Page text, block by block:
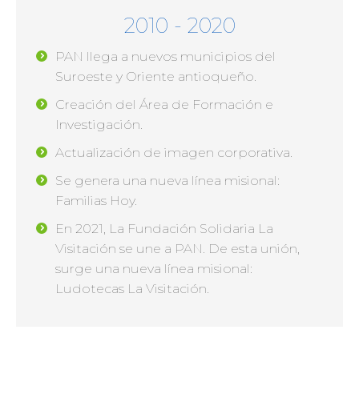
2010 - 2020
PAN llega a nuevos municipios del
Suroeste y Oriente antioqueño.
Creación del Área de Formación e
Investigación.
Actualización de imagen corporativa.
Se genera una nueva línea misional:
Familias Hoy.
En 2021, La Fundación Solidaria La
Visitación se une a PAN. De esta unión,
surge una nueva línea misional:
Ludotecas La Visitación.